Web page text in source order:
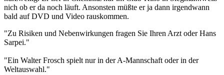
nich ob er da noch läuft. Ansonsten müßte er ja dann irgendwann
bald auf DVD und Video rauskommen.
"Zu Risiken und Nebenwirkungen fragen Sie Ihren Arzt oder Hans
Sarpei."
"Ein Walter Frosch spielt nur in der A-Mannschaft oder in der
Weltauswahl."